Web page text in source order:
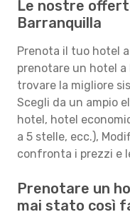
Le nostre
Barranquilla
Prenota il tuo hotel
prenotare un hotel a
trovare la migliore
Scegli da un ampio
hotel, hotel
a 5 stelle, ecc.),
confronta i prezzi e
Prenotare un
mai stato così